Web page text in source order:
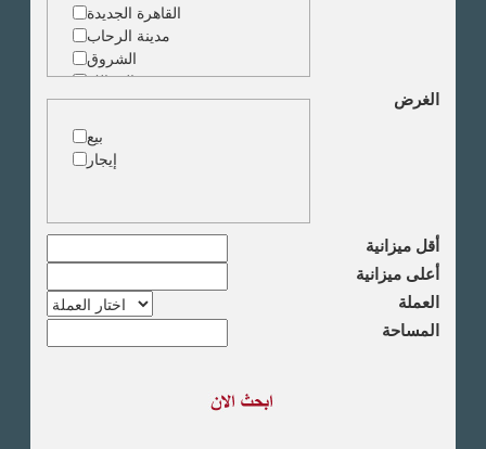
القاهرة الجديدة
مدينة الرحاب
الشروق
الزمالك
جاردن سيتى
دقى
المهندسين
الجيزة
وسط البلد
مصر الجديدة
مدينة نصر
السادس من اكتوبر
الشيخ زايد
الصحراوى
الغرض
بيع
إيجار
أقل ميزانية
أعلى ميزانية
العملة
المساحة